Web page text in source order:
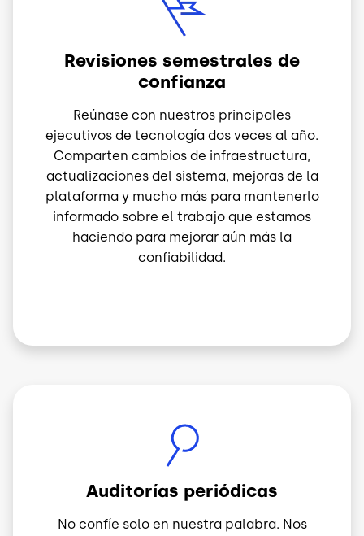
Revisiones semestrales de
confianza
Reúnase con nuestros principales
ejecutivos de tecnología dos veces al año.
Comparten cambios de infraestructura,
actualizaciones del sistema, mejoras de la
plataforma y mucho más para mantenerlo
informado sobre el trabajo que estamos
haciendo para mejorar aún más la
confiabilidad.
Auditorías periódicas
No confíe solo en nuestra palabra. Nos